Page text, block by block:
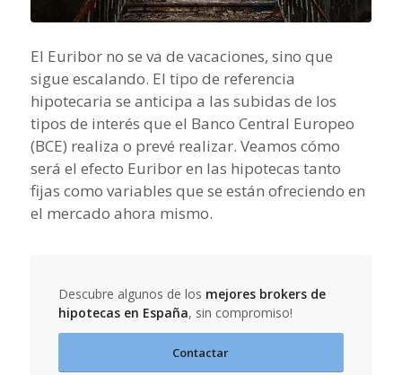
El Euribor no se va de vacaciones, sino que
sigue escalando. El tipo de referencia
hipotecaria se anticipa a las subidas de los
tipos de interés que el Banco Central Europeo
(BCE) realiza o prevé realizar. Veamos cómo
será el efecto Euribor en las hipotecas tanto
fijas como variables que se están ofreciendo en
el mercado ahora mismo.
Descubre algunos de los mejores brokers de
hipotecas en España, sin compromiso!
Contactar